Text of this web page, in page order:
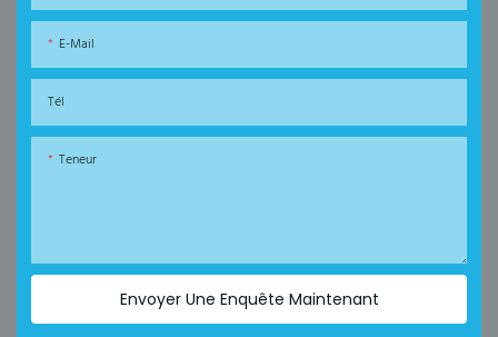
E-Mail
Tél
Teneur
Envoyer Une Enquête Maintenant